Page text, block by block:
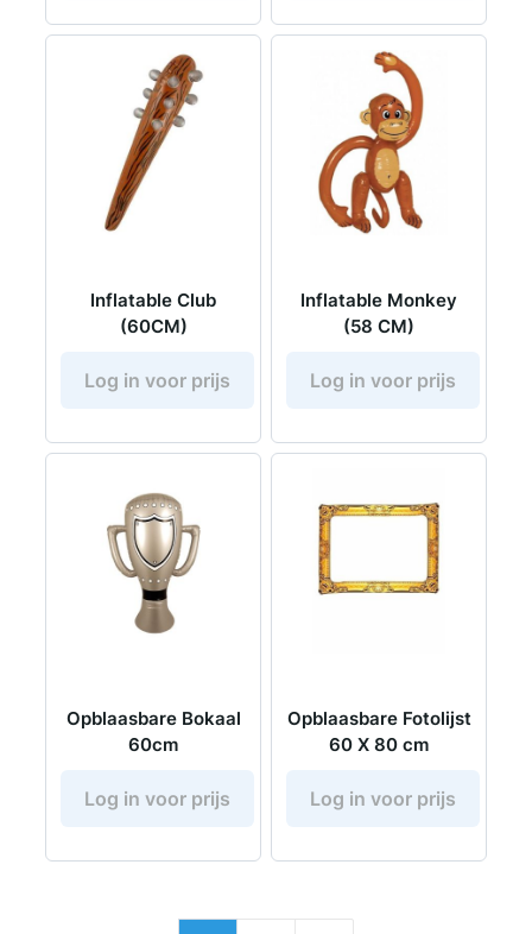
Inflatable Club
(60CM)
Log in voor prijs
Inflatable Monkey
(58 CM)
Log in voor prijs
Opblaasbare Bokaal
60cm
Log in voor prijs
Opblaasbare Fotolijst
60 X 80 cm
Log in voor prijs